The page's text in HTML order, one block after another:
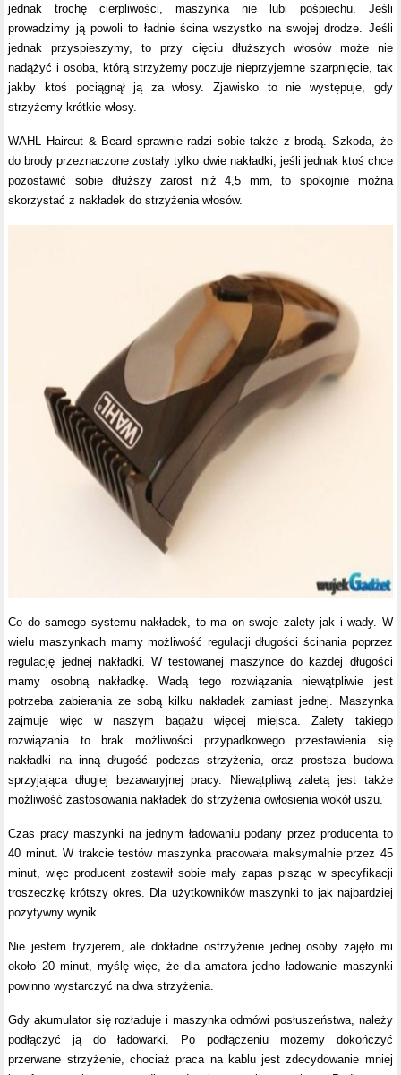
jednak trochę cierpliwości, maszynka nie lubi pośpiechu. Jeśli
prowadzimy ją powoli to ładnie ścina wszystko na swojej drodze. Jeśli
jednak przyspieszymy, to przy cięciu dłuższych włosów może nie
nadążyć i osoba, którą strzyżemy poczuje nieprzyjemne szarpnięcie, tak
jakby ktoś pociągnął ją za włosy. Zjawisko to nie występuje, gdy
strzyżemy krótkie włosy.
WAHL Haircut & Beard sprawnie radzi sobie także z brodą. Szkoda, że
do brody przeznaczone zostały tylko dwie nakładki, jeśli jednak ktoś chce
pozostawić sobie dłuższy zarost niż 4,5 mm, to spokojnie można
skorzystać z nakładek do strzyżenia włosów.
Co do samego systemu nakładek, to ma on swoje zalety jak i wady. W
wielu maszynkach mamy możliwość regulacji długości ścinania poprzez
regulację jednej nakładki. W testowanej maszynce do każdej długości
mamy osobną nakładkę. Wadą tego rozwiązania niewątpliwie jest
potrzeba zabierania ze sobą kilku nakładek zamiast jednej. Maszynka
zajmuje więc w naszym bagażu więcej miejsca. Zalety takiego
rozwiązania to brak możliwości przypadkowego przestawienia się
nakładki na inną długość podczas strzyżenia, oraz prostsza budowa
sprzyjająca długiej bezawaryjnej pracy. Niewątpliwą zaletą jest także
możliwość zastosowania nakładek do strzyżenia owłosienia wokół uszu.
Czas pracy maszynki na jednym ładowaniu podany przez producenta to
40 minut. W trakcie testów maszynka pracowała maksymalnie przez 45
minut, więc producent zostawił sobie mały zapas pisząc w specyfikacji
troszeczkę krótszy okres. Dla użytkowników maszynki to jak najbardziej
pozytywny wynik.
Nie jestem fryzjerem, ale dokładne ostrzyżenie jednej osoby zajęło mi
około 20 minut, myślę więc, że dla amatora jedno ładowanie maszynki
powinno wystarczyć na dwa strzyżenia.
Gdy akumulator się rozładuje i maszynka odmówi posłuszeństwa, należy
podłączyć ją do ładowarki. Po podłączeniu możemy dokończyć
przerwane strzyżenie, chociaż praca na kablu jest zdecydowanie mniej